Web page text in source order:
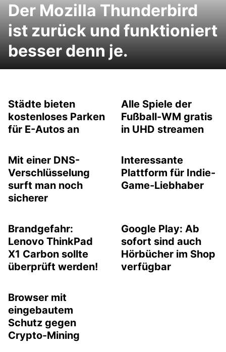
Der Mozilla Thunderbird
ist zurück und funktioniert
besser denn je.
Städte bieten
kostenloses Parken
für E-Autos an
Alle Spiele der
Fußball-WM gratis
in UHD streamen
Mit einer DNS-
Verschlüsselung
surft man noch
sicherer
Interessante
Plattform für Indie-
Game-Liebhaber
Brandgefahr:
Lenovo ThinkPad
X1 Carbon sollte
überprüft werden!
Google Play: Ab
sofort sind auch
Hörbücher im Shop
verfügbar
Browser mit
eingebautem
Schutz gegen
Crypto-Mining